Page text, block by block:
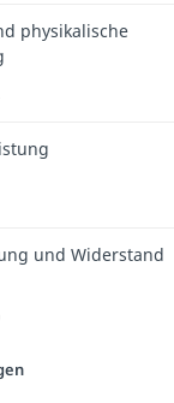
physikalische
und Widerstand